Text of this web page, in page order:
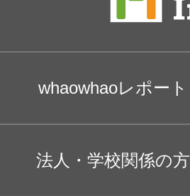
whaowhaoレポート
法人・学校関係の方